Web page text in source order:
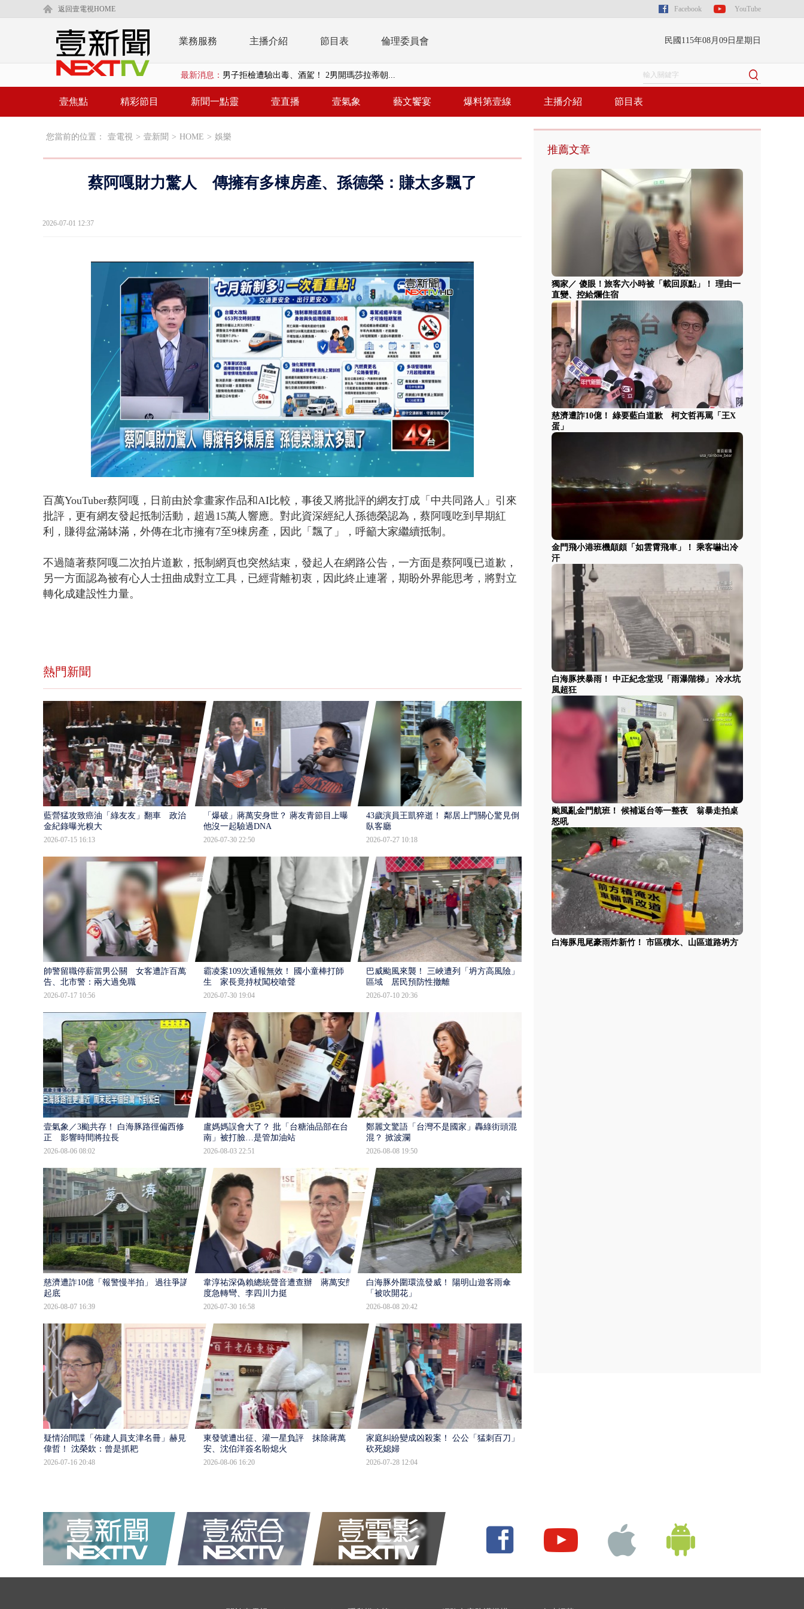
返回壹電視HOME Facebook YouTube
業務服務 主播介紹 節目表 倫理委員會 民國115年08月09日星期日
最新消息： 白海豚狂風侵襲！ 基隆港貨櫃倒塌、地下室...
慈濟遭詐10億！ 綠要藍白道歉 柯文哲再罵...
【新聞一點靈】里長參選人竟肇逃！ 連撞2車...
男子拒檢遭驗出毒、酒駕！ 2男開瑪莎拉蒂朝...
壹焦點 精彩節目 新聞一點靈 壹直播 壹氣象 藝文饗宴 爆料第壹線 主播介紹 節目表
您當前的位置： 壹電視 > 壹新聞 > HOME > 娛樂
蔡阿嘎財力驚人 傳擁有多棟房產、孫德榮：賺太多飄了
2026-07-01 12:37
Unmute
49.79%
百萬YouTuber蔡阿嘎，日前由於拿畫家作品和AI比較，事後又將批評的網友打成「中共同路人」引來
批評，更有網友發起抵制活動，超過15萬人響應。對此資深經紀人孫德榮認為，蔡阿嘎吃到早期紅
利，賺得盆滿缽滿，外傳在北市擁有7至9棟房產，因此「飄了」，呼籲大家繼續抵制。
不過隨著蔡阿嘎二次拍片道歉，抵制網頁也突然結束，發起人在網路公告，一方面是蔡阿嘎已道歉，
另一方面認為被有心人士扭曲成對立工具，已經背離初衷，因此終止連署，期盼外界能思考，將對立
轉化成建設性力量。
熱門新聞
藍營猛攻致癌油「綠友友」翻車 政治獻
金紀錄曝光糗大
2026-07-15 16:13
「爆破」蔣萬安身世？ 蔣友青節目上曝：
他沒一起驗過DNA
2026-07-30 22:50
43歲演員王凱猝逝！ 鄰居上門關心驚見倒
臥客廳
2026-07-27 10:18
帥警留職停薪當男公關 女客遭詐百萬提
告、北市警：兩大過免職
2026-07-17 10:56
霸凌案109次通報無效！ 國小童棒打師
生 家長竟持杖闖校嗆聲
2026-07-30 19:04
巴威颱風來襲！ 三峽遭列「坍方高風險」
區域 居民預防性撤離
2026-07-10 20:36
壹氣象／3颱共存！ 白海豚路徑偏西修
正 影響時間將拉長
2026-08-06 08:02
盧媽媽誤會大了？ 批「台糖油品部在台
南」被打臉…是管加油站
2026-08-03 22:51
鄭麗文驚語「台灣不是國家」轟綠街頭混
混？ 掀波瀾
2026-08-08 19:50
慈濟遭詐10億「報警慢半拍」 過往爭議遭
起底
2026-08-07 16:39
韋淳祐深偽賴總統聲音遭查辦 蔣萬安態
度急轉彎、李四川力挺
2026-07-30 16:58
白海豚外圍環流發威！ 陽明山遊客雨傘
「被吹開花」
2026-08-08 20:42
疑情治間諜「佈建人員支津名冊」赫見黃
偉哲！ 沈榮欽：曾是抓耙
2026-07-16 20:48
東發號遭出征、灌一星負評 抹除蔣萬
安、沈伯洋簽名盼熄火
2026-08-06 16:20
家庭糾紛變成凶殺案！ 公公「猛刺百刀」
砍死媳婦
2026-07-28 12:04
推薦文章
獨家／ 傻眼！旅客六小時被「載回原點」！ 理由一
直變、控給爛住宿
慈濟遭詐10億！ 綠要藍白道歉 柯文哲再罵「王X
蛋」
金門飛小港班機顛頗「如雲霄飛車」！ 乘客嚇出冷
汗
白海豚挾暴雨！ 中正紀念堂現「雨瀑階梯」 冷水坑
風超狂
颱風亂金門航班！ 候補返台等一整夜 翁暴走拍桌
怒吼
白海豚甩尾豪雨炸新竹！ 市區積水、山區道路坍方